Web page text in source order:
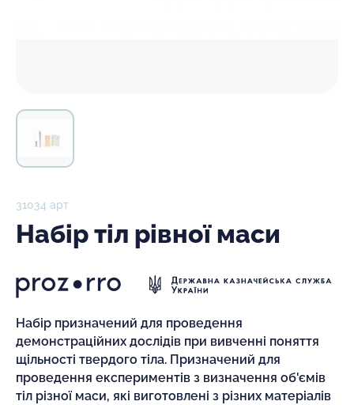
31034 арт
Набір тіл рівної маси
Набір призначений для проведення
демонстраційних дослідів при вивченні поняття
щільності твердого тіла. Призначений для
проведення експериментів з визначення об'ємів
тіл різної маси, які виготовлені з різних матеріалів